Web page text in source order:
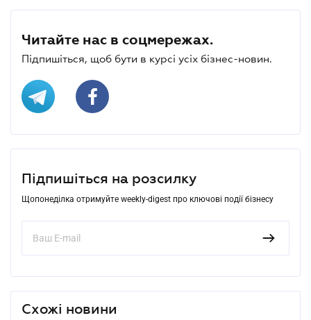
Читайте нас в соцмережах.
Підпишіться, щоб бути в курсі усіх бізнес-новин.
Підпишіться на розсилку
Щопонеділка отримуйте weekly-digest про ключові події бізнесу
Схожі новини